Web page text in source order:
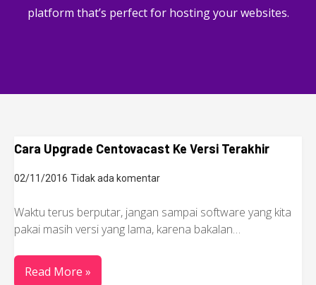
platform that’s perfect for hosting your websites.
Cara Upgrade Centovacast Ke Versi Terakhir
02/11/2016 Tidak ada komentar
Waktu terus berputar, jangan sampai software yang kita
pakai masih versi yang lama, karena bakalan…
Read More »